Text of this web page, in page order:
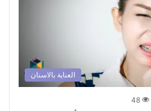
العناية بالاسنان
48